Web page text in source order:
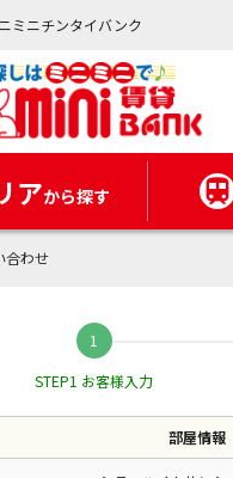
ミニチンタイバンク
アから探す
合わせ
STEP1 お客様入力
部屋情報